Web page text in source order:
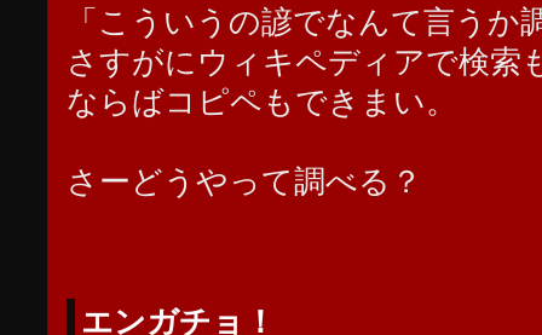
「こういうの諺でなんて言うか
さすがにウィキペディアで検索
ならばコピペもできまい。
さーどうやって調べる？
エンガチョ！